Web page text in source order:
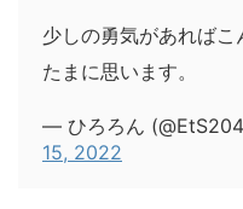
少しの勇気があれば
たまに思います。
— ひろろん
15, 2022